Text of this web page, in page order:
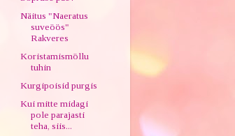
Näitus "Naeratus
suveöös"
Rakveres
Koristamismöllu
tuhin
Kurgipoisid purgis
Kui mitte midagi
pole parajasti
teha, siis...